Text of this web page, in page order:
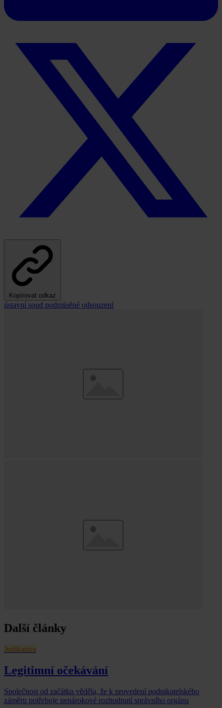
Kopírovat odkaz
ústavní soud podmíněné odsouzení
Další články
Judikatura
Legitimní očekávání
Společnost od začátku věděla, že k provedení podnikatelského
záměru potřebuje nenárokové rozhodnutí správního orgánu